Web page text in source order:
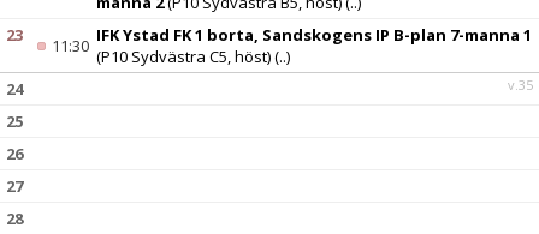
23
11:30 IFK Ystad FK 1 borta, Sandskogens IP B-plan 7-manna 1
(P10 Sydvästra C5, höst)(..)
v.35
24
25
26
27
28